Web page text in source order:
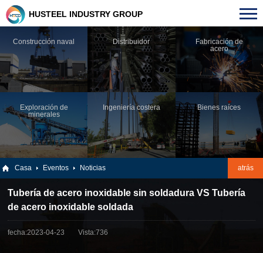
Construcción naval Distribuidor
Fabricación de
acero
Exploración de
minerales
Ingeniería costera Bienes raíces
HUSTEEL INDUSTRY GROUP
atrás
Casa Eventos Noticias
Tubería de acero inoxidable sin soldadura VS Tubería
de acero inoxidable soldada
fecha:2023-04-23 Vista:736